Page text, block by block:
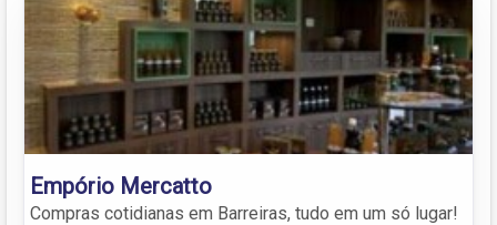
Empório Mercatto
Compras cotidianas em Barreiras, tudo em um só lugar!